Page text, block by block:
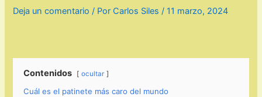
Deja un comentario / Por Carlos Siles /11 marzo, 2024
Contenidos ocultar
Cuál es el patinete más caro del mundo